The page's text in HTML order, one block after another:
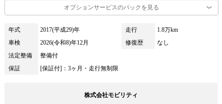
オプションサービスのパックを見る
年式 2017(平成29)年 走行
1.8万km
車検
2026(令和8)年12月 修復歴
なし
法定整備
整備付
保証
[保証付]：3ヶ月・走行無制限
株式会社モビリティ